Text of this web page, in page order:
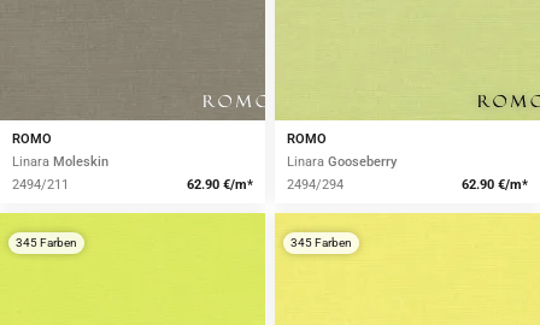
ROMO
Linara Moleskin
2494/211
62.90 €/m*
ROMO
Linara Gooseberry
2494/294
62.90 €/m*
345 Farben 345 Farben